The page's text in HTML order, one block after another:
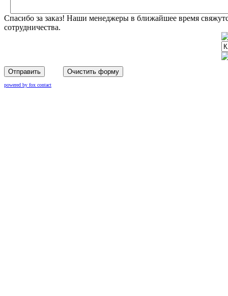
Спасибо за заказ! Наши менеджеры в ближайшее время
сотрудничества.
Отправить Очистить форму
powered by fox contact